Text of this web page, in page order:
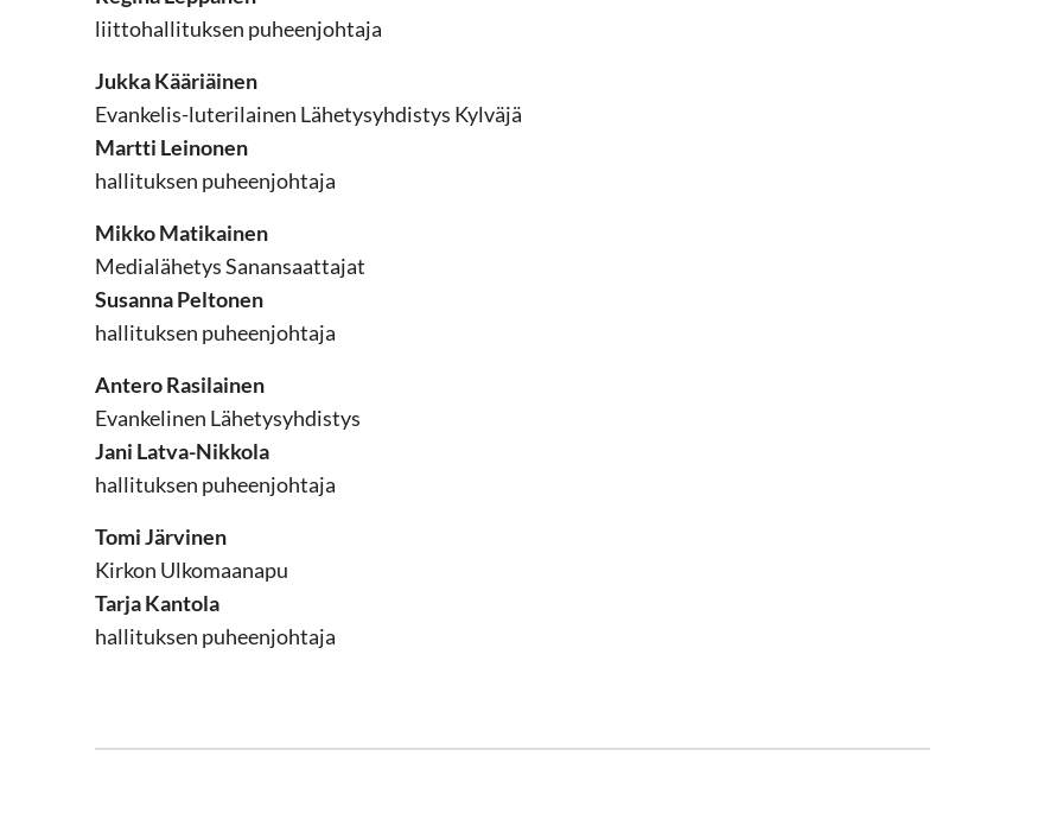
liittohallituksen puheenjohtaja
Jukka Kääriäinen
Evankelis-luterilainen Lähetysyhdistys Kylväjä
Martti Leinonen
hallituksen puheenjohtaja
Mikko Matikainen
Medialähetys Sanansaattajat
Susanna Peltonen
hallituksen puheenjohtaja
Antero Rasilainen
Evankelinen Lähetysyhdistys
Jani Latva-Nikkola
hallituksen puheenjohtaja
Tomi Järvinen
Kirkon Ulkomaanapu
Tarja Kantola
hallituksen puheenjohtaja